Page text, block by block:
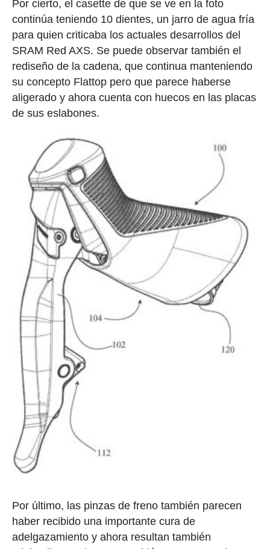
Por cierto, el casette de que se ve en la foto
continúa teniendo 10 dientes, un jarro de agua fría
para quien criticaba los actuales desarrollos del
SRAM Red AXS. Se puede observar también el
rediseño de la cadena, que continua manteniendo
su concepto Flattop pero que parece haberse
aligerado y ahora cuenta con huecos en las placas
de sus eslabones.
Por último, las pinzas de freno también parecen
haber recibido una importante cura de
adelgazamiento y ahora resultan también